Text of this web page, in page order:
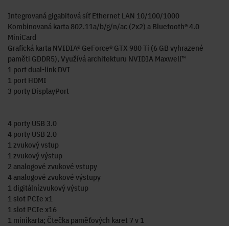
Integrovaná gigabitová síť Ethernet LAN 10/100/1000
Kombinovaná karta 802.11a/b/g/n/ac (2x2) a Bluetooth® 4.0
MiniCard
Grafická karta NVIDIA® GeForce® GTX 980 Ti (6 GB vyhrazené
paměti GDDR5), Využívá architekturu NVIDIA Maxwell™
1 port dual-link DVI
1 port HDMI
3 porty DisplayPort
4 porty USB 3.0
4 porty USB 2.0
1 zvukový vstup
1 zvukový výstup
2 analogové zvukové vstupy
4 analogové zvukové výstupy
1 digitálnízvukový výstup
1 slot PCIe x1
1 slot PCIe x16
1 minikarta; Čtečka paměťových karet 7 v 1